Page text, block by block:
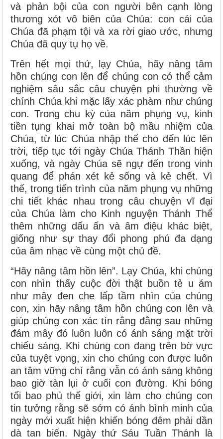
và phản bội của con người bên cạnh lòng
thương xót vô biên của Chúa: con cái của
Chúa đã phạm tội và xa rời giao ước, nhưng
Chúa đã quy tụ họ về.
Trên hết mọi thứ, lạy Chúa, hãy nâng tâm
hồn chúng con lên để chúng con có thể cảm
nghiệm sâu sắc câu chuyện phi thường về
chính Chúa khi mặc lấy xác phàm như chúng
con. Trong chu kỳ của năm phụng vụ, kinh
tiền tụng khai mở toàn bộ mầu nhiệm của
Chúa, từ lúc Chúa nhập thể cho đến lúc lên
trời, tiếp tục tới ngày Chúa Thánh Thần hiện
xuống, và ngày Chúa sẽ ngự đến trong vinh
quang để phán xét kẻ sống và kẻ chết. Vì
thế, trong tiến trình của năm phụng vụ những
chi tiết khác nhau trong câu chuyện vĩ đại
của Chúa làm cho Kinh nguyện Thánh Thể
thêm những dấu ấn và âm điệu khác biệt,
giống như sự thay đổi phong phú đa dạng
của âm nhạc về cùng một chủ đề.
“Hãy nâng tâm hồn lên”. Lạy Chúa, khi chúng
con nhìn thấy cuộc đời thật buồn tẻ u ám
như mây đen che lấp tầm nhìn của chúng
con, xin hãy nâng tâm hồn chúng con lên và
giúp chúng con xác tín rằng đằng sau những
đám mây đó luôn luôn có ánh sáng mặt trời
chiếu sáng. Khi chúng con đang trên bờ vực
của tuyệt vọng, xin cho chúng con được luôn
an tâm vững chí rằng vẫn có ánh sáng không
bao giờ tàn lụi ở cuối con đường. Khi bóng
tối bao phủ thế giới, xin làm cho chúng con
tin tưởng rằng sẽ sớm có ánh bình minh của
ngày mới xuất hiện khiến bóng đêm phải dần
dà tan biến. Ngày thứ Sáu Tuần Thánh là